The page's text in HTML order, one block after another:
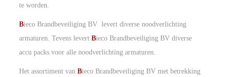
te worden.
Bieco Brandbeveiliging BV levert diverse noodverlichting
armaturen. Tevens levert Bieco Brandbeveiliging BV diverse
accu packs voor alle noodverlichting armaturen.
Het assortiment van Bieco Brandbeveiliging BV met betrekking